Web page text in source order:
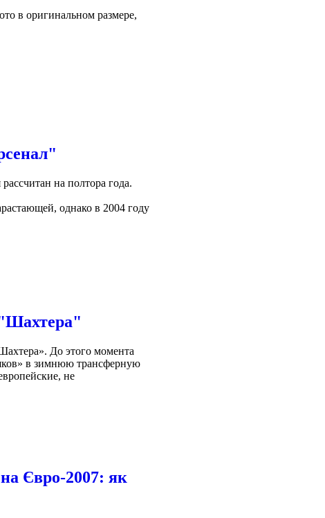
в оригинальном размере,
на полтора года.
однако в 2004 году
"Шахтера"
До этого момента
в зимнюю трансферную
не
Євро-2007: як